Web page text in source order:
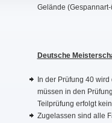
Gelände
Deutsche
In der Prüfung 40
müssen in den
Teilprüfung erfolgt
Zugelassen sind alle